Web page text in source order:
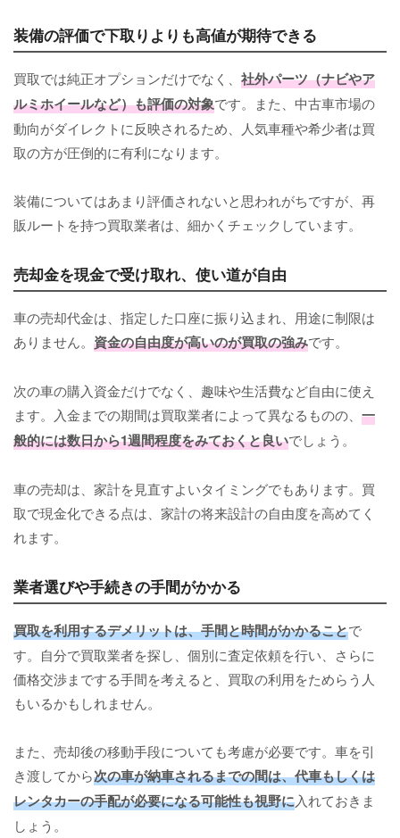
装備の評価で下取りよりも高値が期待できる
買取では純正オプションだけでなく、 社外パーツ（ナビやア
ルミホイールなど）も評価の対象です。また、中古車市場の
動向がダイレクトに反映されるため、人気車種や希少者は買
取の方が圧倒的に有利になります。
装備についてはあまり評価されないと思われがちですが、再
販ルートを持つ買取業者は、細かくチェックしています。
売却金を現金で受け取れ、使い道が自由
車の売却代金は、指定した口座に振り込まれ、用途に制限は
ありません。 資金の自由度が高いのが買取の強みです。
次の車の購入資金だけでなく、趣味や生活費など自由に使え
ます。入金までの期間は買取業者によって異なるものの、 一
般的には数日から1週間程度をみておくと良いでしょう。
車の売却は、家計を見直すよいタイミングでもあります。買
取で現金化できる点は、家計の将来設計の自由度を高めてく
れます。
業者選びや手続きの手間がかかる
買取を利用するデメリットは、手間と時間がかかることで
す。自分で買取業者を探し、個別に査定依頼を行い、さらに
価格交渉までする手間を考えると、買取の利用をためらう人
もいるかもしれません。
また、売却後の移動手段についても考慮が必要です。車を引
き渡してから次の車が納車されるまでの間は、代車もしくは
レンタカーの手配が必要になる可能性も視野に入れておきま
しょう。